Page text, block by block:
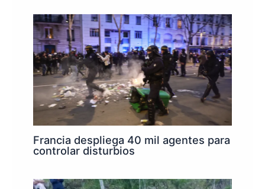
Francia despliega 40 mil agentes para
controlar disturbios